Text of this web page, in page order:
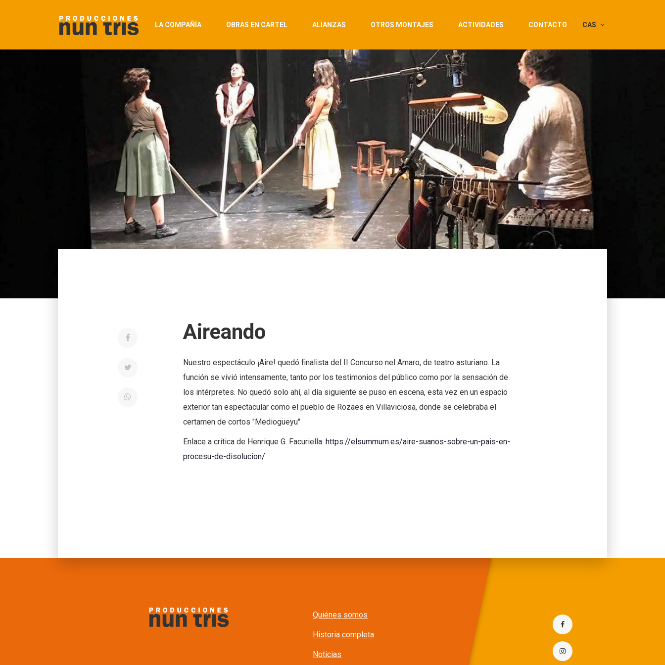
CAS
LA COMPAÑÍA OBRAS EN CARTEL ALIANZAS OTROS MONTAJES ACTIVIDADES CONTACTO
Aireando
Nuestro espectáculo ¡Aire! quedó finalista del II Concurso nel Amaro, de teatro asturiano. La
función se vivió intensamente, tanto por los testimonios del público como por la sensación de
los intérpretes. No quedó solo ahí, al día siguiente se puso en escena, esta vez en un espacio
exterior tan espectacular como el pueblo de Rozaes en Villaviciosa, donde se celebraba el
certamen de cortos "Mediogüeyu"
Enlace a crítica de Henrique G. Facuriella:https://elsummum.es/aire-suanos-sobre-un-pais-en-
procesu-de-disolucion/
Quiénes somos
Historia completa
Noticias